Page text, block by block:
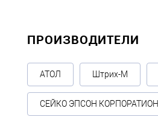
ПРОИЗВОДИТЕЛИ
АТОЛ Штрих-М
СЕЙКО ЭПСОН КОРПОРАТИОН